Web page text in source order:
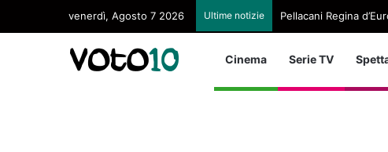
venerdì, Agosto 7 2026 Ultime notizie Pellacani Regina
Cinema Serie TV